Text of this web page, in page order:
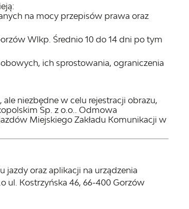
na mocy przepisów prawa oraz
Wlkp. Średnio 10 do 14 dni po tym
ich sprostowania, ograniczenia
niezbędne w celu rejestracji obrazu,
Sp. z o.o.. Odmowa
Miejskiego Zakładu Komunikacji w
oraz aplikacji na urządzenia
ul. Kostrzyńska 46, 66-400 Gorzów